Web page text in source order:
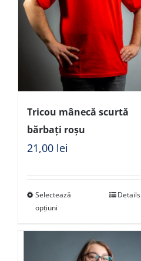
Tricou mânecă scurtă
bărbați roșu
21,00 lei
Selectează
opțiuni
Details